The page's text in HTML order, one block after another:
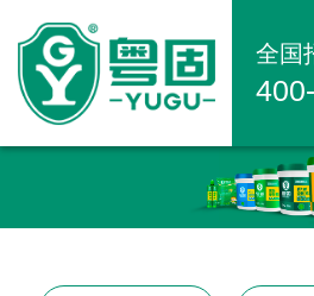
全国